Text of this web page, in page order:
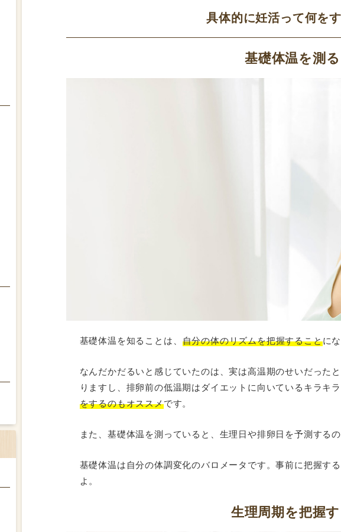
具体的に妊活って何を
基礎体温を測る
基礎体温を知ることは、 自分の体のリズムを把握することに
なんだかだるいと感じていたのは、実は高温期のせいだった
りますし、排卵前の低温期はダイエットに向いているキラキ
をするのもオススメです。
また、基礎体温を測っていると、生理日や排卵日を予測する
基礎体温は自分の体調変化のバロメータです。事前に把握す
よ。
生理周期を把握